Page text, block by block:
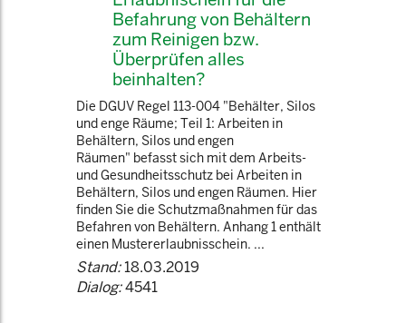
Befahrung von Behältern
zum Reinigen bzw.
Überprüfen alles
beinhalten?
Die DGUV Regel 113-004 "Behälter, Silos
und enge Räume; Teil 1: Arbeiten in
Behältern, Silos und engen
Räumen" befasst sich mit dem Arbeits-
und Gesundheitsschutz bei Arbeiten in
Behältern, Silos und engen Räumen. Hier
finden Sie die Schutzmaßnahmen für das
Befahren von Behältern. Anhang 1 enthält
einen Mustererlaubnisschein. ...
Stand:18.03.2019
Dialog:4541